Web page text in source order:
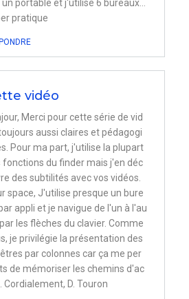
portable et j'utilise 6 bureaux...
pratique
vidéo
Merci pour cette série de vid
aussi claires et pédagogi
Pour ma part, j'utilise la plupart
fonctions du finder mais j'en déc
des subtilités avec vos vidéos.
space, J'utilise presque un bure
appli et je navigue de l'un à l'au
les flèches du clavier. Comme
je privilégie la présentation des
par colonnes car ça me per
de mémoriser les chemins d'ac
Cordialement, D. Touron